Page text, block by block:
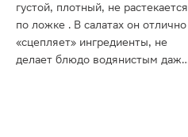
густой, плотный, не растекается
по ложке . В салатах он отлично
«сцепляет» ингредиенты, не
делает блюдо водянистым даже